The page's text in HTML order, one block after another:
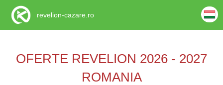
OFERTE REVELION 2026 - 2027
ROMANIA
revelion-cazare.ro